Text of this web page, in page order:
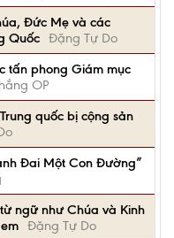
Đức Mẹ và các
Quốc Đặng Tự Do
tấn phong Giám mục
OP
quốc bị cộng sản
Đai Một Con Đường”
ngữ như Chúa và Kinh
Đặng Tự Do